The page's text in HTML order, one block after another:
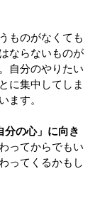
ものがなくても
ならないものが
自分のやりたい
に集中してしま
ます。
分の心」に向き
ってからでもい
ってくるかもし